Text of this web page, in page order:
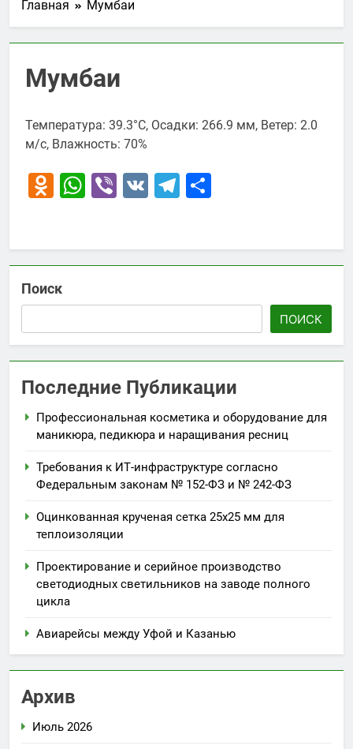
Главная Мумбаи
Мумбаи
Температура: 39.3°C, Осадки: 266.9 мм, Ветер: 2.0
м/с, Влажность: 70%
Odnoklassniki
WhatsApp
Viber
VK Telegram
Поиск
ПОИСК
Последние Публикации
Профессиональная косметика и оборудование для
маникюра, педикюра и наращивания ресниц
Требования к ИТ-инфраструктуре согласно
Федеральным законам № 152-ФЗ и № 242-ФЗ
Оцинкованная крученая сетка 25х25 мм для
теплоизоляции
Проектирование и серийное производство
светодиодных светильников на заводе полного
цикла
Авиарейсы между Уфой и Казанью
Архив
Июль 2026